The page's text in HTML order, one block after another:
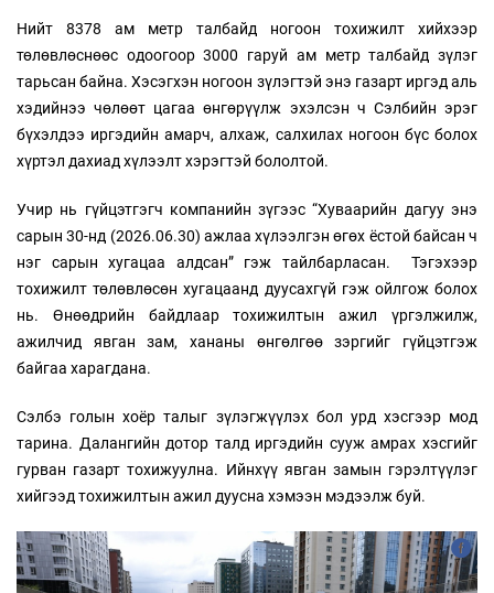
Нийт 8378 ам метр талбайд ногоон тохижилт хийхээр
төлөвлөснөөс одоогоор 3000 гаруй ам метр талбайд зүлэг
тарьсан байна. Хэсэгхэн ногоон зүлэгтэй энэ газарт иргэд аль
хэдийнээ чөлөөт цагаа өнгөрүүлж эхэлсэн ч Сэлбийн эрэг
бүхэлдээ иргэдийн амарч, алхаж, салхилах ногоон бүс болох
хүртэл дахиад хүлээлт хэрэгтэй бололтой.
Учир нь гүйцэтгэгч компанийн зүгээс “Хуваарийн дагуу энэ
сарын 30-нд (2026.06.30) ажлаа хүлээлгэн өгөх ёстой байсан ч
нэг сарын хугацаа алдсан” гэж тайлбарласан. Тэгэхээр
тохижилт төлөвлөсөн хугацаанд дуусахгүй гэж ойлгож болох
нь. Өнөөдрийн байдлаар тохижилтын ажил үргэлжилж,
ажилчид явган зам, хананы өнгөлгөө зэргийг гүйцэтгэж
байгаа харагдана.
Сэлбэ голын хоёр талыг зүлэгжүүлэх бол урд хэсгээр мод
тарина. Далангийн дотор талд иргэдийн сууж амрах хэсгийг
гурван газарт тохижуулна. Ийнхүү явган замын гэрэлтүүлэг
хийгээд тохижилтын ажил дуусна хэмээн мэдээлж буй.